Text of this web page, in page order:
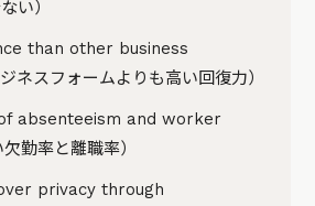
い）
than other business
ネスフォームよりも高い回復力）
absenteeism and worker
勤率と離職率）
privacy through